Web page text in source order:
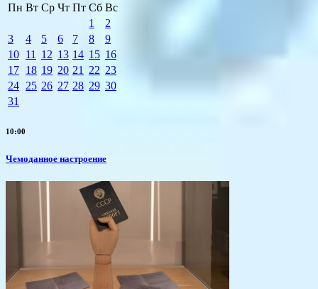
Пн Вт Ср Чт Пт Сб Вс
1
2
3
4 5 6 7 8
9
10 11 12 13 14 15 16
17 18 19 20 21 22 23
24 25 26 27 28 29 30
31
10:00
Чемоданное настроение